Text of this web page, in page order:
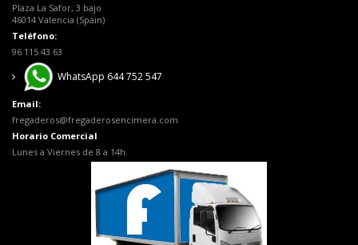
Plaza La Safor, 3 bajo
46014 Valencia (Spain)
Teléfono:
96 115 43 63
WhatsApp 644 752 547
Email:
fregaderos@fregaderosencimera.com
Horario Comercial
Lunes a Viernes de 8 a 14h.